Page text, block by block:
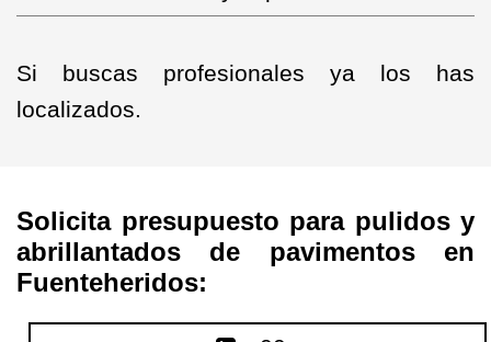
Si buscas profesionales ya los has
localizados.
Solicita presupuesto para pulidos y
abrillantados de pavimentos en
Fuenteheridos: